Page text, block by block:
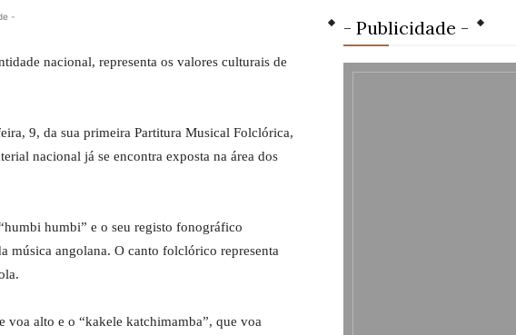
-
nacional, representa os valores culturais de
9, da sua primeira Partitura Musical Folclórica,
nacional já se encontra exposta na área dos
humbi” e o seu registo fonográfico
música angolana. O canto folclórico representa
voa alto e o “kakele katchimamba”, que voa
- Publicidade -